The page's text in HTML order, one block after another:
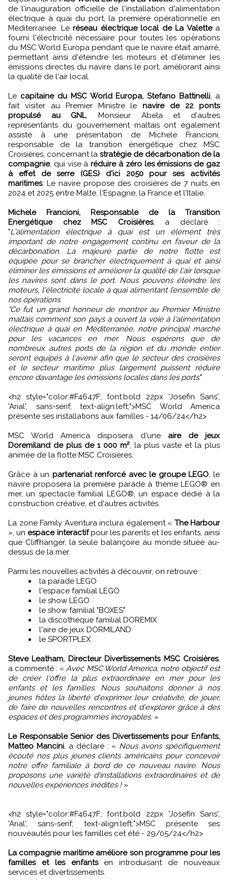
de l'inauguration officielle de l'installation d'alimentation
électrique à quai du port, la première opérationnelle en
Méditerranée. Le réseau électrique local de La Valettea
fourni l'électricité nécessaire pour toutes les opérations
du MSC World Europa pendant que le navire était amarré,
permettant ainsi d'éteindre les moteurs et d'éliminer les
émissions directes du navire dans le port, améliorant ainsi
la qualité de l'air local.
Le capitaine du MSC World Europa, Stefano Battinelli , a
fait visiter au Premier Ministre lenavire de 22 ponts
propulsé au GNL. Monsieur Abela et d'autres
représentants du gouvernement maltais ont également
assisté à une présentation de Michele Francioni,
responsable de la transition énergétique chez MSC
Croisières, concernant la stratégie de décarbonation de la
compagnie, qui vise àréduire à zéro les émissions de gaz
à effet de serre (GES) d'ici 2050 pour ses activités
maritimes. Le navire propose des croisières de 7 nuits en
2024 et 2025 entre Malte, l'Espagne, la France et l'Italie.
Michele Francioni, Responsable de la Transition
Energétique chez MSC Croisières, a déclaré :
"L'alimentation électrique à quai est un élément très
important de notre engagement continu en faveur de la
décarbonation. La majeure partie de notre flotte est
équipée pour se brancher électriquement à quai et ainsi
éliminer les émissions et améliorer la qualité de l'air lorsque
les navires sont dans le port. Nous pouvons éteindre les
moteurs, l'électricité locale à quai alimentant l’ensemble de
nos opérations.
"Ce fut un grand honneur de montrer au Premier Ministre
maltais comment son pays a ouvert la voie à l'alimentation
électrique à quai en Méditerranée, notre principal marché
pour les vacances en mer. Nous espérons que de
nombreux autres ports de la région et du monde entier
seront équipés à l'avenir afin que le secteur des croisières
et le secteur maritime plus largement puissent réduire
encore davantage les émissions locales dans les ports."
<h2 style="color:#F4647F; font:bold 22px 'Josefin Sans',
'Arial', sans-serif; text-align:left;">MSC World America
présente ses installations aux familles - 14/06/24</h2>
MSC World America disposera d'une aire de jeux
Doremiland de plus de 1 000 m², la plus vaste et la plus
animée de la flotte MSC Croisières.
Grâce à un partenariat renforcé avec le groupe LEGO , le
navire proposera la première parade à thème LEGO® en
mer, un spectacle familial LEGO®, un espace dédié à la
construction créative, et d'autres activités.
La zone Family Aventura inclura également « The Harbour
», un espace interactifpour les parents et les enfants, ainsi
que Cliffhanger, la seule balançoire au monde située au-
dessus de la mer.
Parmi les nouvelles activités à découvrir, on retrouve :
la parade LEGO
l'espace familial LEGO
le show LEGO
le show familial "BOXES"
la discothèque familial DOREMIX
l'aire de jeux DORMILAND
le SPORTPLEX
Steve Leatham, Directeur Divertissements MSC Croisières,
a commenté : « Avec MSC World America, notre objectif est
de créer l'offre la plus extraordinaire en mer pour les
enfants et les familles. Nous souhaitons donner à nos
jeunes hôtes la liberté d'exprimer leur créativité, de jouer,
de faire de nouvelles rencontres et d'explorer grâce à des
espaces et des programmes incroyables. »
Le Responsable Senior des Divertissements pour Enfants,
Matteo Mancini, a déclaré : « Nous avons spécifiquement
écouté nos plus jeunes clients américains pour concevoir
notre offre familiale à bord de ce nouveau navire. Nous
proposons une variété d'installations extraordinaires et de
nouvelles expériences inédites !»
<h2 style="color:#F4647F; font:bold 22px 'Josefin Sans',
'Arial', sans-serif; text-align:left;">MSC présente ses
nouveautés pour les familles cet été - 29/05/24</h2>
La compagnie maritime améliore son programme pour les
familles et les enfantsen introduisant de nouveaux
services et divertissements.